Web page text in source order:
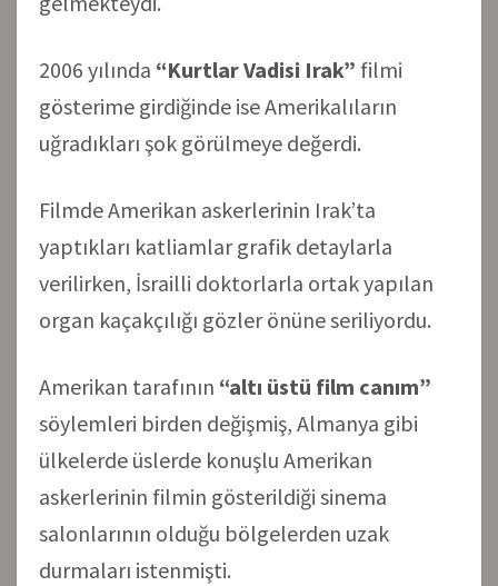
2006 yılında “Kurtlar Vadisi Irak” filmi
gösterime girdiğinde ise Amerikalıların
uğradıkları şok görülmeye değerdi.
Filmde Amerikan askerlerinin Irak’ta
yaptıkları katliamlar grafik detaylarla
verilirken, İsrailli doktorlarla ortak yapılan
organ kaçakçılığı gözler önüne seriliyordu.
Amerikan tarafının “altı üstü film canım”
söylemleri birden değişmiş, Almanya gibi
ülkelerde üslerde konuşlu Amerikan
askerlerinin filmin gösterildiği sinema
salonlarının olduğu bölgelerden uzak
durmaları istenmişti.